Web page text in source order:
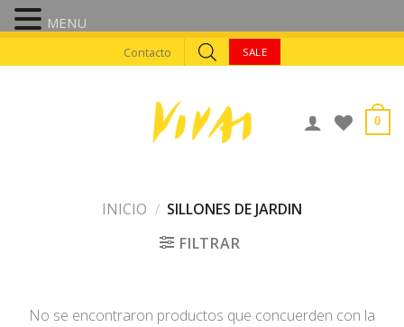
to
Contacto SALE
0
INICIO / SILLONES DE JARDIN
FILTRAR
No se encontraron productos que concuerden con la
MENU